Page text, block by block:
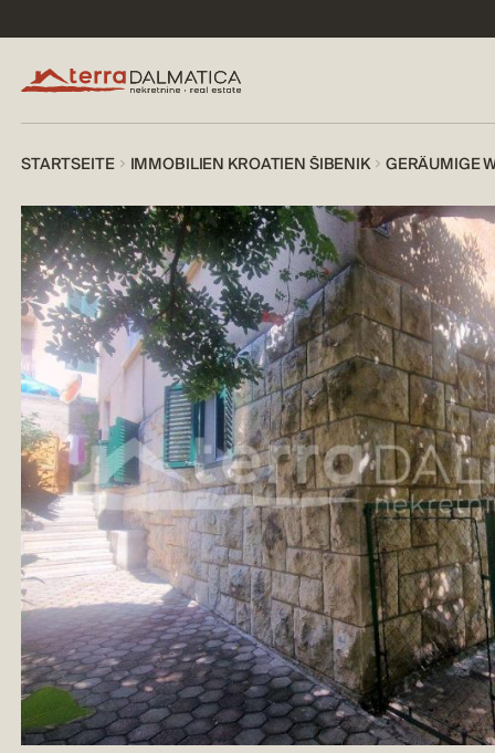
STARTSEITE IMMOBILIEN KROATIEN ŠIBENIK GERÄUMIGE